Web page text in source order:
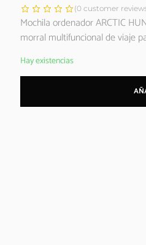
(0 customer
Mochila ordenador ARCTIC
morral multifuncional de viaje
Hay existencias